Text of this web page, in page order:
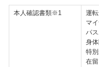
本人確認書類※1
運
マ
パ
身
特
在